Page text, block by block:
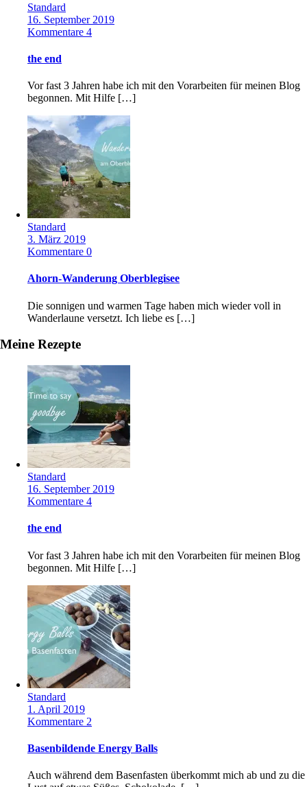
Standard
16. September 2019
Kommentare 4
the end
Vor fast 3 Jahren habe ich mit den Vorarbeiten für meinen Blog
begonnen. Mit Hilfe […]
Standard
3. März 2019
Kommentare 0
Ahorn-Wanderung Oberblegisee
Die sonnigen und warmen Tage haben mich wieder voll in
Wanderlaune versetzt. Ich liebe es […]
Meine Rezepte
Standard
16. September 2019
Kommentare 4
the end
Vor fast 3 Jahren habe ich mit den Vorarbeiten für meinen Blog
begonnen. Mit Hilfe […]
Standard
1. April 2019
Kommentare 2
Basenbildende Energy Balls
Auch während dem Basenfasten überkommt mich ab und zu die